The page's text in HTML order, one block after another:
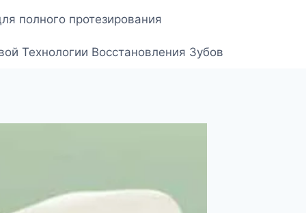
полного протезирования
Технологии Восстановления Зубов